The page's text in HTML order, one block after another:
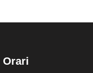
Orari